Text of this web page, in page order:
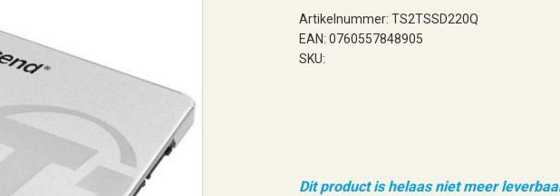
Artikelnummer: TS2TSSD220Q
EAN: 0760557848905
SKU:
Dit product is helaas niet meer